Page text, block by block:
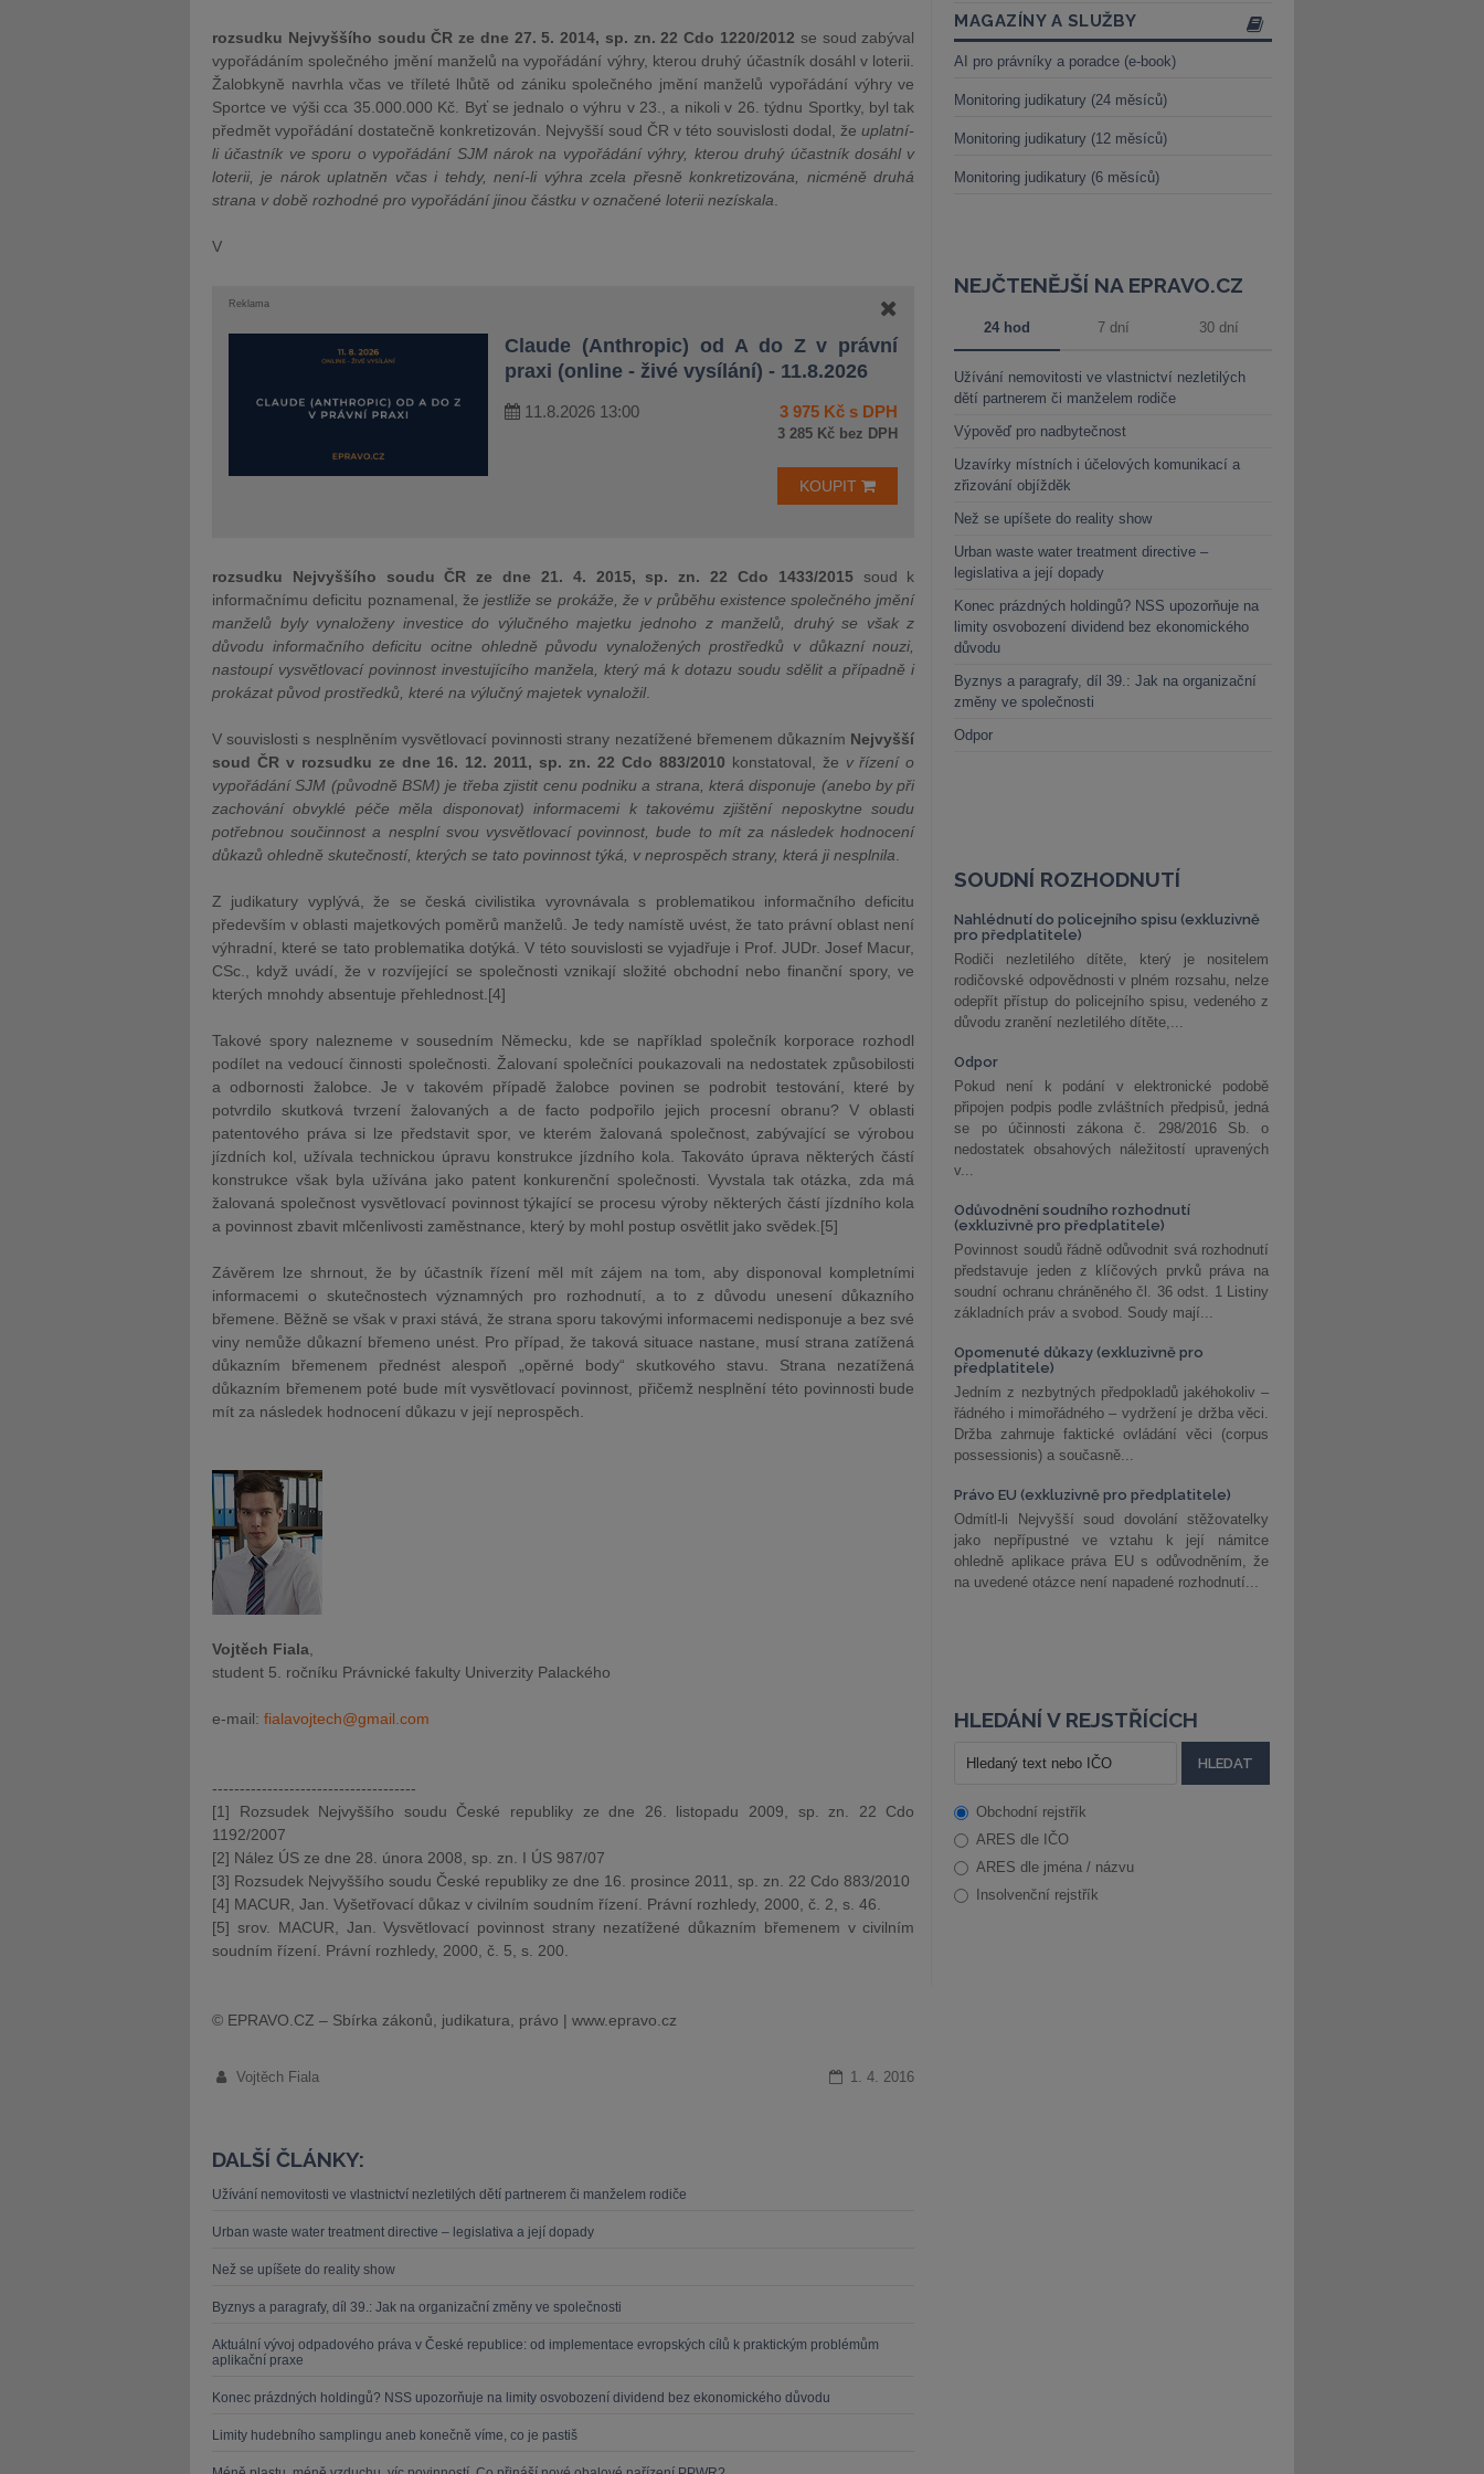
rozsudku Nejvyššího soudu ČR ze dne 27. 5. 2014, sp. zn. 22 Cdo 1220/2012 se soud zabýval
vypořádáním společného jmění manželů na vypořádání výhry, kterou druhý účastník dosáhl v loterii.
Žalobkyně navrhla včas ve tříleté lhůtě od zániku společného jmění manželů vypořádání výhry ve
Sportce ve výši cca 35.000.000 Kč. Byť se jednalo o výhru v 23., a nikoli v 26. týdnu Sportky, byl tak
předmět vypořádání dostatečně konkretizován. Nejvyšší soud ČR v této souvislosti dodal, žeuplatní-
li účastník ve sporu o vypořádání SJM nárok na vypořádání výhry, kterou druhý účastník dosáhl v
loterii, je nárok uplatněn včas i tehdy, není-li výhra zcela přesně konkretizována, nicméně druhá
strana v době rozhodné pro vypořádání jinou částku v označené loterii nezískala
V
Reklama
Claude (Anthropic) od A do Z v právní
praxi (online - živé vysílání) - 11.8.2026
11.8.2026 13:00 3 975 Kč s DPH
3 285 Kč bez DPH
KOUPIT
rozsudku Nejvyššího soudu ČR ze dne 21. 4. 2015, sp. zn. 22 Cdo 1433/2015 soud k
informačnímu deficitu poznamenal, žejestliže se prokáže, že v průběhu existence společného jmění
manželů byly vynaloženy investice do výlučného majetku jednoho z manželů, druhý se však z
důvodu informačního deficitu ocitne ohledně původu vynaložených prostředků v důkazní nouzi,
nastoupí vysvětlovací povinnost investujícího manžela, který má k dotazu soudu sdělit a případně i
prokázat původ prostředků, které na výlučný majetek vynaložil.
V souvislosti s nesplněním vysvětlovací povinnosti strany nezatížené břemenem důkazním Nejvyšší
soud ČR v rozsudku ze dne 16. 12. 2011, sp. zn. 22 Cdo 883/2010 konstatoval, že v řízení o
vypořádání SJM (původně BSM) je třeba zjistit cenu podniku a strana, která disponuje (anebo by při
zachování obvyklé péče měla disponovat) informacemi k takovému zjištění neposkytne soudu
potřebnou součinnost a nesplní svou vysvětlovací povinnost, bude to mít za následek hodnocení
důkazů ohledně skutečností, kterých se tato povinnost týká, v neprospěch strany, která ji nesplnila
Z judikatury vyplývá, že se česká civilistika vyrovnávala s problematikou informačního deficitu
především v oblasti majetkových poměrů manželů. Je tedy namístě uvést, že tato právní oblast není
výhradní, které se tato problematika dotýká. V této souvislosti se vyjadřuje i Prof. JUDr. Josef Macur,
CSc., když uvádí, že v rozvíjející se společnosti vznikají složité obchodní nebo finanční spory, ve
kterých mnohdy absentuje přehlednost.[4]
Takové spory nalezneme v sousedním Německu, kde se například společník korporace rozhodl
podílet na vedoucí činnosti společnosti. Žalovaní společníci poukazovali na nedostatek způsobilosti
a odbornosti žalobce. Je v takovém případě žalobce povinen se podrobit testování, které by
potvrdilo skutková tvrzení žalovaných a de facto podpořilo jejich procesní obranu? V oblasti
patentového práva si lze představit spor, ve kterém žalovaná společnost, zabývající se výrobou
jízdních kol, užívala technickou úpravu konstrukce jízdního kola. Takováto úprava některých částí
konstrukce však byla užívána jako patent konkurenční společnosti. Vyvstala tak otázka, zda má
žalovaná společnost vysvětlovací povinnost týkající se procesu výroby některých částí jízdního kola
a povinnost zbavit mlčenlivosti zaměstnance, který by mohl postup osvětlit jako svědek.[5]
Závěrem lze shrnout, že by účastník řízení měl mít zájem na tom, aby disponoval kompletními
informacemi o skutečnostech významných pro rozhodnutí, a to z důvodu unesení důkazního
břemene. Běžně se však v praxi stává, že strana sporu takovými informacemi nedisponuje a bez své
viny nemůže důkazní břemeno unést. Pro případ, že taková situace nastane, musí strana zatížená
důkazním břemenem přednést alespoň „opěrné body“ skutkového stavu. Strana nezatížená
důkazním břemenem poté bude mít vysvětlovací povinnost, přičemž nesplnění této povinnosti bude
mít za následek hodnocení důkazu v její neprospěch.
Vojtěch Fiala
student 5. ročníku Právnické fakulty Univerzity Palackého
e-mail: fialavojtech@gmail.com
-------------------------------------
[1] Rozsudek Nejvyššího soudu České republiky ze dne 26. listopadu 2009, sp. zn. 22 Cdo
1192/2007
[2] Nález ÚS ze dne 28. února 2008, sp. zn. I ÚS 987/07
[3] Rozsudek Nejvyššího soudu České republiky ze dne 16. prosince 2011, sp. zn. 22 Cdo 883/2010
[4] MACUR, Jan. Vyšetřovací důkaz v civilním soudním řízení. Právní rozhledy, 2000, č. 2, s. 46.
[5] srov. MACUR, Jan. Vysvětlovací povinnost strany nezatížené důkazním břemenem v civilním
soudním řízení. Právní rozhledy, 2000, č. 5, s. 200.
© EPRAVO.CZ – Sbírka zákonů, judikatura, právo | www.epravo.cz
Vojtěch Fiala 1. 4. 2016
DALŠÍ ČLÁNKY:
Užívání nemovitosti ve vlastnictví nezletilých dětí partnerem či manželem rodiče
Urban waste water treatment directive – legislativa a její dopady
Než se upíšete do reality show
Byznys a paragrafy, díl 39.: Jak na organizační změny ve společnosti
Aktuální vývoj odpadového práva v České republice: od implementace evropských cílů k praktickým problémům
aplikační praxe
Konec prázdných holdingů? NSS upozorňuje na limity osvobození dividend bez ekonomického důvodu
Limity hudebního samplingu aneb konečně víme, co je pastiš
MAGAZÍNY A SLUŽBY
AI pro právníky a poradce (e-book)
Monitoring judikatury (24 měsíců)
Monitoring judikatury (12 měsíců)
Monitoring judikatury (6 měsíců)
NEJČTENĚJŠÍ NA EPRAVO.CZ
24 hod 7 dní 30 dní
Užívání nemovitosti ve vlastnictví nezletilých
dětí partnerem či manželem rodiče
Výpověď pro nadbytečnost
Uzavírky místních i účelových komunikací a
zřizování objížděk
Než se upíšete do reality show
Urban waste water treatment directive –
legislativa a její dopady
Konec prázdných holdingů? NSS upozorňuje na
limity osvobození dividend bez ekonomického
důvodu
Byznys a paragrafy, díl 39.: Jak na organizační
změny ve společnosti
Odpor
SOUDNÍ ROZHODNUTÍ
Nahlédnutí do policejního spisu (exkluzivně
pro předplatitele)
Rodiči nezletilého dítěte, který je nositelem
rodičovské odpovědnosti v plném rozsahu, nelze
odepřít přístup do policejního spisu, vedeného z
důvodu zranění nezletilého dítěte,...
Odpor
Pokud není k podání v elektronické podobě
připojen podpis podle zvláštních předpisů, jedná
se po účinnosti zákona č. 298/2016 Sb. o
nedostatek obsahových náležitostí upravených
v...
Odůvodnění soudního rozhodnutí
(exkluzivně pro předplatitele)
Povinnost soudů řádně odůvodnit svá rozhodnutí
představuje jeden z klíčových prvků práva na
soudní ochranu chráněného čl. 36 odst. 1 Listiny
základních práv a svobod. Soudy mají...
Opomenuté důkazy (exkluzivně pro
předplatitele)
Jedním z nezbytných předpokladů jakéhokoliv –
řádného i mimořádného – vydržení je držba věci.
Držba zahrnuje faktické ovládání věci (corpus
possessionis) a současně...
Právo EU (exkluzivně pro předplatitele)
Odmítl-li Nejvyšší soud dovolání stěžovatelky
jako nepřípustné ve vztahu k její námitce
ohledně aplikace práva EU s odůvodněním, že
na uvedené otázce není napadené rozhodnutí...
HLEDÁNÍ V REJSTŘÍCÍCH
Obchodní rejstřík
ARES dle IČO
ARES dle jména / názvu
Insolvenční rejstřík